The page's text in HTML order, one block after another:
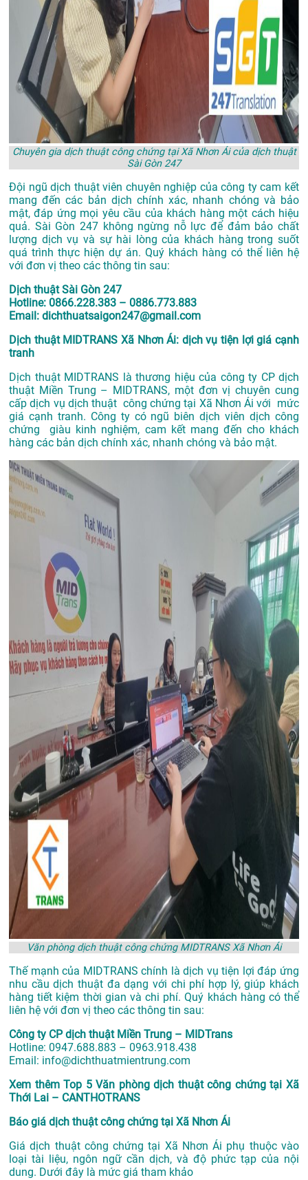
Chuyên gia dịch thuật công chứng tại Xã Nhơn Ái của dịch thuật
Sài Gòn 247
Đội ngũ dịch thuật viên chuyên nghiệp của công ty cam kết
mang đến các bản dịch chính xác, nhanh chóng và bảo
mật, đáp ứng mọi yêu cầu của khách hàng một cách hiệu
quả. Sài Gòn 247 không ngừng nỗ lực để đảm bảo chất
lượng dịch vụ và sự hài lòng của khách hàng trong suốt
quá trình thực hiện dự án. Quý khách hàng có thể liên hệ
với đơn vị theo các thông tin sau:
Dịch thuật Sài Gòn 247
Hotline: 0866.228.383 – 0886.773.883
Email: dichthuatsaigon247@gmail.com
Dịch thuật MIDTRANS Xã Nhơn Ái: dịch vụ tiện lợi giá cạnh
tranh
Dịch thuật MIDTRANS là thương hiệu của công ty CP dịch
thuật Miền Trung – MIDTRANS, một đơn vị chuyên cung
cấp dịch vụ dịch thuật công chứng tại Xã Nhơn Ái với mức
giá cạnh tranh. Công ty có ngũ biên dịch viên dịch công
chứng giàu kinh nghiệm, cam kết mang đến cho khách
hàng các bản dịch chính xác, nhanh chóng và bảo mật.
Văn phòng dịch thuật công chứng MIDTRANS Xã Nhơn Ái
Thế mạnh của MIDTRANS chính là dịch vụ tiện lợi đáp ứng
nhu cầu dịch thuật đa dạng với chi phí hợp lý, giúp khách
hàng tiết kiệm thời gian và chi phí. Quý khách hàng có thể
liên hệ với đơn vị theo các thông tin sau:
Công ty CP dịch thuật Miền Trung – MIDTrans
Hotline: 0947.688.883 – 0963.918.438
Email: info@dichthuatmientrung.com
Xem thêmTop 5 Văn phòng dịch thuật công chứng tại Xã
Thới Lai – CANTHOTRANS
Báo giá dịch thuật công chứng tại Xã Nhơn Ái
Giá dịch thuật công chứng tại Xã Nhơn Ái phụ thuộc vào
loại tài liệu, ngôn ngữ cần dịch, và độ phức tạp của nội
dung. Dưới đây là mức giá tham khảo